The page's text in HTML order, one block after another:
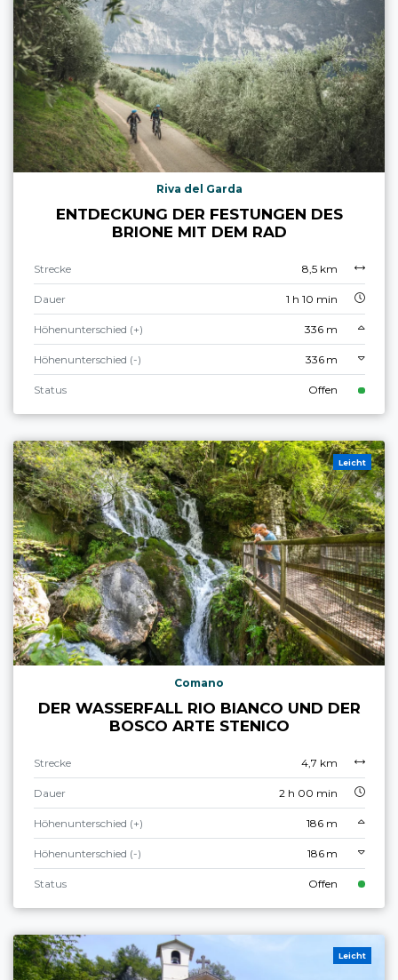
Riva del Garda
ENTDECKUNG DER FESTUNGEN DES
BRIONE MIT DEM RAD
Strecke 8,5 km
Dauer 1 h 10 min
Höhenunterschied (+) 336 m
Höhenunterschied (-) 336 m
Status Offen
Leicht
Comano
DER WASSERFALL RIO BIANCO UND DER
BOSCO ARTE STENICO
Strecke 4,7 km
Dauer 2 h 00 min
Höhenunterschied (+) 186 m
Höhenunterschied (-) 186 m
Status Offen
Leicht